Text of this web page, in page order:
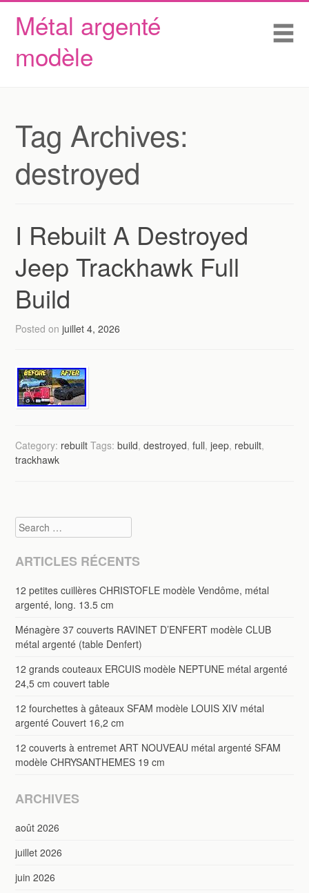
Métal argenté
modèle
Skip to content
Accueil
Conditions d’utilisation
Tag Archives:
destroyed
I Rebuilt A Destroyed
Jeep Trackhawk Full
Build
Posted onjuillet 4, 2026
Category: rebuilt Tags:build,destroyed,full,jeep, rebuilt,
trackhawk
Search
ARTICLES RÉCENTS
12 petites cuillères CHRISTOFLE modèle Vendôme, métal
argenté, long. 13.5 cm
Ménagère 37 couverts RAVINET D’ENFERT modèle CLUB
métal argenté (table Denfert)
12 grands couteaux ERCUIS modèle NEPTUNE métal argenté
24,5 cm couvert table
12 fourchettes à gâteaux SFAM modèle LOUIS XIV métal
argenté Couvert 16,2 cm
12 couverts à entremet ART NOUVEAU métal argenté SFAM
modèle CHRYSANTHEMES 19 cm
ARCHIVES
août 2026
juillet 2026
juin 2026